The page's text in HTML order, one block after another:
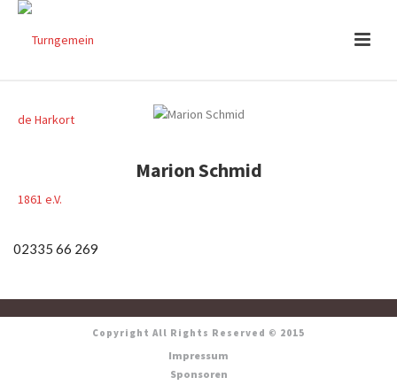
Marion Schmid
02335 66 269
Copyright All Rights Reserved © 2015
Impressum
Sponsoren